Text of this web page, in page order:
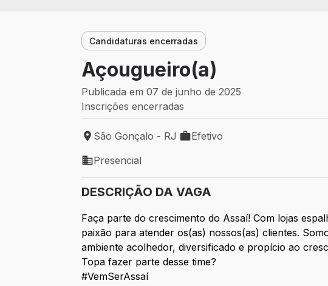
Candidaturas encerradas
Açougueiro(a)
Publicada em 07 de junho de 2025
Inscrições encerradas
Local de trabalho: São Gonçalo - RJ
São Gonçalo - RJ
Tipo de vaga: Efetivo
Efetivo
Modelo de trabalho: Presencial
Presencial
DESCRIÇÃO DA VAGA
Faça parte do crescimento do Assaí! Com lojas
paixão para atender os(as) nossos(as) clientes.
ambiente acolhedor, diversificado e propício ao
Topa fazer parte desse time?
#VemSerAssaí